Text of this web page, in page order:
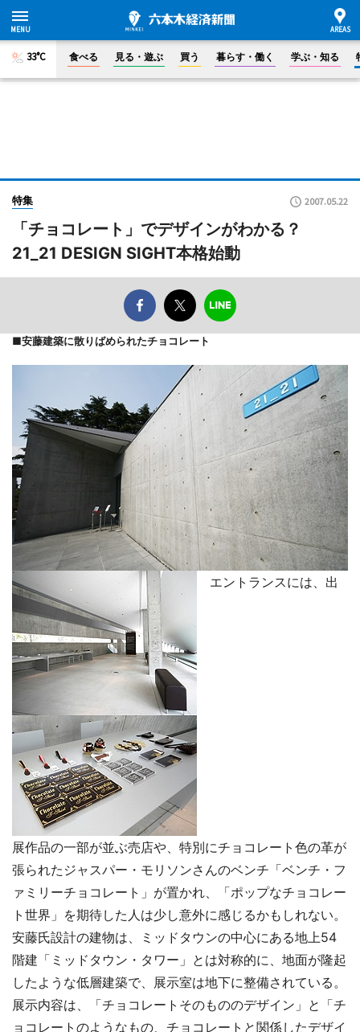
33°C 食べる 見る・遊ぶ 買う 暮らす・働く 学ぶ・知る
特集 2007.05.22
「チョコレート」でデザインがわかる？
21_21 DESIGN SIGHT本格始動
■安藤建築に散りばめられたチョコレート
エントランスには、出
展作品の一部が並ぶ売店や、特別にチョコレート色の革が
張られたジャスパー・モリソンさんのベンチ「ベンチ・フ
ァミリーチョコレート」が置かれ、「ポップなチョコレー
ト世界」を期待した人は少し意外に感じるかもしれない。
安藤氏設計の建物は、ミッドタウンの中心にある地上54
階建「ミッドタウン・タワー」とは対称的に、地面が隆起
したような低層建築で、展示室は地下に整備されている。
展示内容は、「チョコレートそのもののデザイン」と「チ
ョコレートのようなもの、チョコレートと関係したデザイ